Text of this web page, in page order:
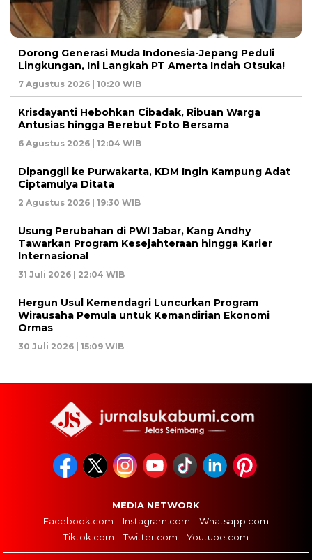
Dorong Generasi Muda Indonesia-Jepang Peduli
Lingkungan, Ini Langkah PT Amerta Indah Otsuka!
7 Agustus 2026 | 10:20 WIB
Krisdayanti Hebohkan Cibadak, Ribuan Warga
Antusias hingga Berebut Foto Bersama
6 Agustus 2026 | 12:04 WIB
Dipanggil ke Purwakarta, KDM Ingin Kampung Adat
Ciptamulya Ditata
2 Agustus 2026 | 19:30 WIB
Usung Perubahan di PWI Jabar, Kang Andhy
Tawarkan Program Kesejahteraan hingga Karier
Internasional
31 Juli 2026 | 22:04 WIB
Hergun Usul Kemendagri Luncurkan Program
Wirausaha Pemula untuk Kemandirian Ekonomi
Ormas
30 Juli 2026 | 15:09 WIB
MEDIA NETWORK
Facebook.com
Instagram.com
Whatsapp.com
Tiktok.com
Twitter.com Youtube.com